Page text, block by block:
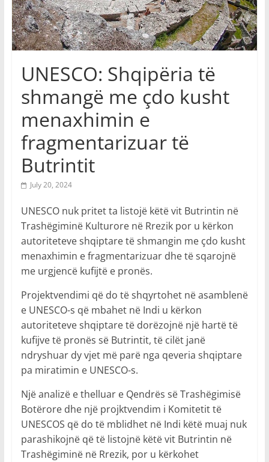
UNESCO: Shqipëria të
shmangë me çdo kusht
menaxhimin e
fragmentarizuar të
Butrintit
July 20, 2024
UNESCO nuk pritet ta listojë këtë vit Butrintin në
Trashëgiminë Kulturore në Rrezik por u kërkon
autoriteteve shqiptare të shmangin me çdo kusht
menaxhimin e fragmentarizuar dhe të sqarojnë
me urgjencë kufijtë e pronës.
Projektvendimi që do të shqyrtohet në asamblenë
e UNESCO-s që mbahet në Indi u kërkon
autoriteteve shqiptare të dorëzojnë një hartë të
kufijve të pronës së Butrintit, të cilët janë
ndryshuar dy vjet më parë nga qeveria shqiptare
pa miratimin e UNESCO-s.
Një analizë e thelluar e Qendrës së Trashëgimisë
Botërore dhe një projktvendim i Komitetit të
UNESCOS që do të mblidhet në Indi këtë muaj nuk
parashikojnë që të listojnë këtë vit Butrintin në
Trashëgiminë në Rrezik, por u kërkohet